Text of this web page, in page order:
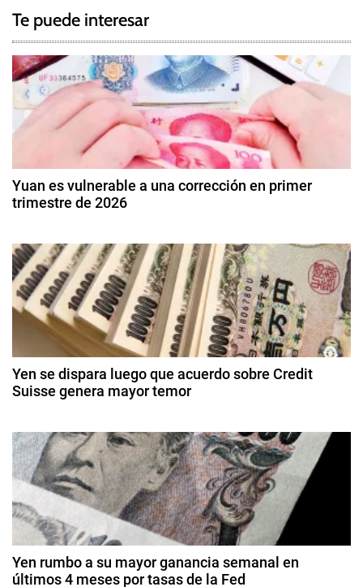
e
d
B
a
n
k
f
A
m
r
i
c
a
a
p
n
,
Y
n
v
e
g
a
c
i
ó
n
d
e
e
t
r
a
d
Te puede interesar
Yuan es vulnerable a una corrección en primer
trimestre de 2026
d
e
e
n
d
e
2
6
Yen se dispara luego que acuerdo sobre Credit
Suisse genera mayor temor
0
d
e
ar
z
o
d
e
Yen rumbo a su mayor ganancia semanal en
últimos 4 meses por tasas de la Fed